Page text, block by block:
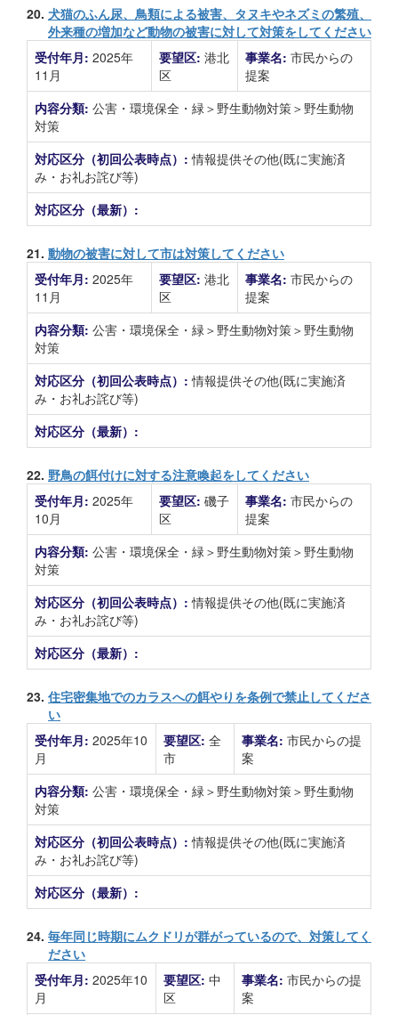
20. 犬猫のふん尿、鳥類による被害、タヌキやネズミの繁殖、
外来種の増加など動物の被害に対して対策をしてください
受付年月: 2025年
11月
要望区: 港北
区
事業名: 市民からの
提案
内容分類: 公害・環境保全・緑＞野生動物対策＞野生動物
対策
対応区分（初回公表時点）:情報提供その他(既に実施済
み・お礼お詫び等)
対応区分（最新）:
21. 動物の被害に対して市は対策してください
受付年月: 2025年
11月
要望区: 港北
区
事業名: 市民からの
提案
内容分類: 公害・環境保全・緑＞野生動物対策＞野生動物
対策
対応区分（初回公表時点）:情報提供その他(既に実施済
み・お礼お詫び等)
対応区分（最新）:
22. 野鳥の餌付けに対する注意喚起をしてください
受付年月: 2025年
10月
要望区: 磯子
区
事業名: 市民からの
提案
内容分類: 公害・環境保全・緑＞野生動物対策＞野生動物
対策
対応区分（初回公表時点）:情報提供その他(既に実施済
み・お礼お詫び等)
対応区分（最新）:
23. 住宅密集地でのカラスへの餌やりを条例で禁止してくださ
い
受付年月: 2025年10
月
要望区: 全
市
事業名: 市民からの提
案
内容分類: 公害・環境保全・緑＞野生動物対策＞野生動物
対策
対応区分（初回公表時点）:情報提供その他(既に実施済
み・お礼お詫び等)
対応区分（最新）:
24. 毎年同じ時期にムクドリが群がっているので、対策してく
ださい
受付年月: 2025年10
月
要望区: 中
区
事業名: 市民からの提
案